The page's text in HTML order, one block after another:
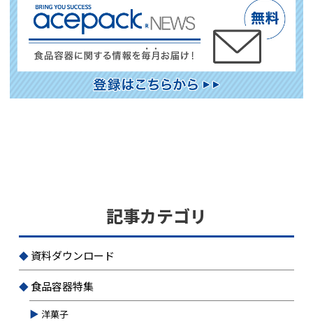
記事カテゴリ
資料ダウンロード
食品容器特集
洋菓子